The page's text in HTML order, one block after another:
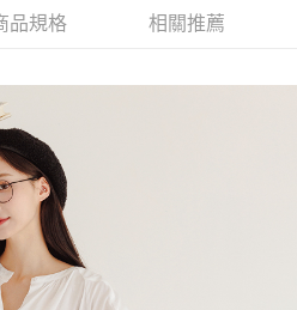
品規格 相關推薦